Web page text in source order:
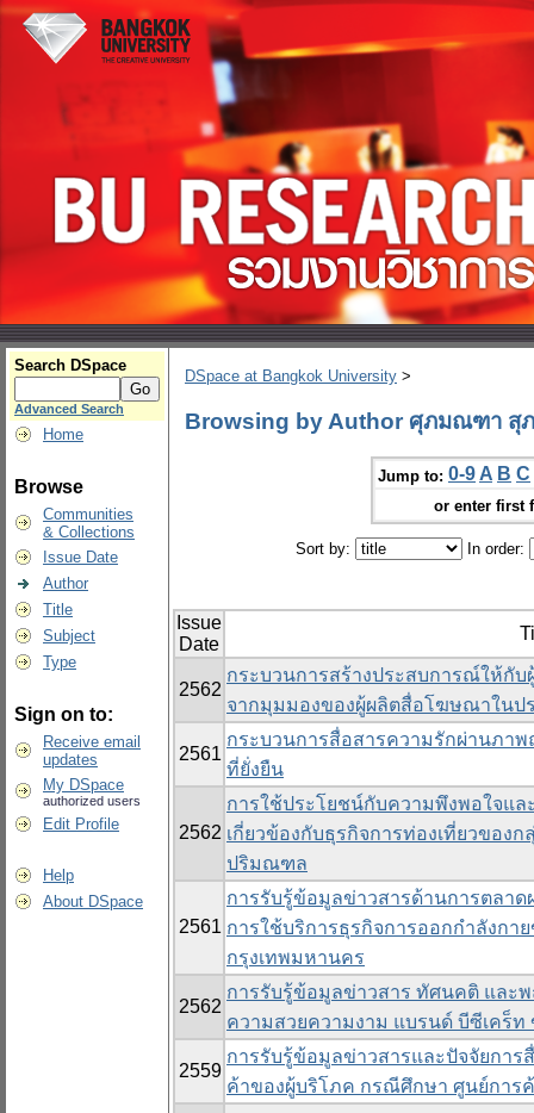
Search DSpace
Advanced Search
Home
Browse
Communities
& Collections
Issue Date
Author
Title
Subject
Type
Sign on to:
Receive email
updates
My DSpace
authorized users
Edit Profile
Help
About DSpace
DSpace at Bangkok University >
Browsing by Author ศุภมณฑา สุ
Jump to: 0-9 A B C
or enter first
Sort by: In order:
Issue
Date
2562
กระบวนการสร้างประสบการณ์ให้กั
จากมุมมองของผู้ผลิตสื่อโฆษณาในป
2561
กระบวนการสื่อสารความรักผ่านภาพ
ที่ยั่งยืน
2562
การใช้ประโยชน์กับความพึงพอใจแ
เกี่ยวข้องกับธุรกิจการท่องเที่ยวของ
ปริมณฑล
2561
การรับรู้ข้อมูลข่าวสารด้านการตลา
การใช้บริการธุรกิจการออกกำลังกา
กรุงเทพมหานคร
2562
การรับรู้ข้อมูลข่าวสาร ทัศนคติ แล
ความสวยความงาม แบรนด์ บีซีเคร็
2559
การรับรู้ข้อมูลข่าวสารและปัจจัยกา
ค้าของผู้บริโภค กรณีศึกษา ศูนย์การ